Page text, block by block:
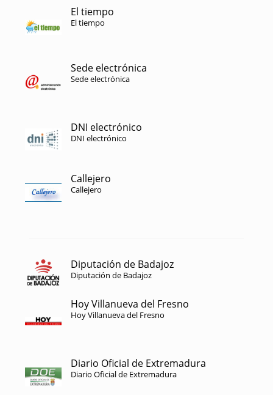
El tiempo
El tiempo
Sede electrónica
Sede electrónica
DNI electrónico
DNI electrónico
Callejero
Callejero
Diputación de Badajoz
Diputación de Badajoz
Hoy Villanueva del Fresno
Hoy Villanueva del Fresno
Diario Oficial de Extremadura
Diario Oficial de Extremadura